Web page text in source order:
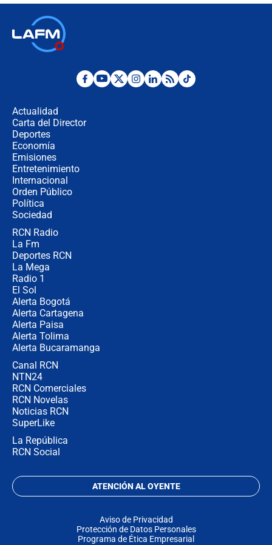
Posesión de Abelardo De La Espriella
Actualidad
Carta del Director
Deportes
Economía
Emisiones
Entretenimiento
Internacional
Orden Público
Política
Sociedad
RCN Radio
La Fm
Deportes RCN
La Mega
Radio 1
El Sol
Alerta Bogotá
Alerta Cartagena
Alerta Paisa
Alerta Tolima
Alerta Bucaramanga
Canal RCN
NTN24
RCN Comerciales
RCN Novelas
Noticias RCN
SuperLike
La República
RCN Social
ATENCIÓN AL OYENTE
Aviso de Privacidad
Protección de Datos Personales
Programa de Ética Empresarial